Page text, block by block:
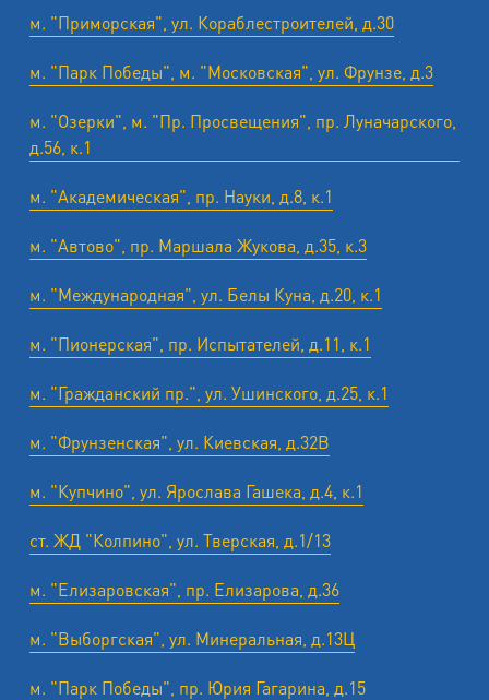
м. "Приморская", ул. Кораблестроителей, д.30
м. "Парк Победы", м. "Московская", ул. Фрунзе, д.3
м. "Озерки", м. "Пр. Просвещения", пр. Луначарского,
д.56, к.1
м. "Академическая", пр. Науки, д.8, к.1
м. "Автово", пр. Маршала Жукова, д.35, к.3
м. "Международная", ул. Белы Куна, д.20, к.1
м. "Пионерская", пр. Испытателей, д.11, к.1
м. "Гражданский пр.", ул. Ушинского, д.25, к.1
м. "Фрунзенская", ул. Киевская, д.32В
м. "Купчино", ул. Ярослава Гашека, д.4, к.1
ст. ЖД "Колпино", ул. Тверская, д.1/13
м. "Елизаровская", пр. Елизарова, д.36
м. "Выборгская", ул. Минеральная, д.13Ц
м. "Парк Победы", пр. Юрия Гагарина, д.15